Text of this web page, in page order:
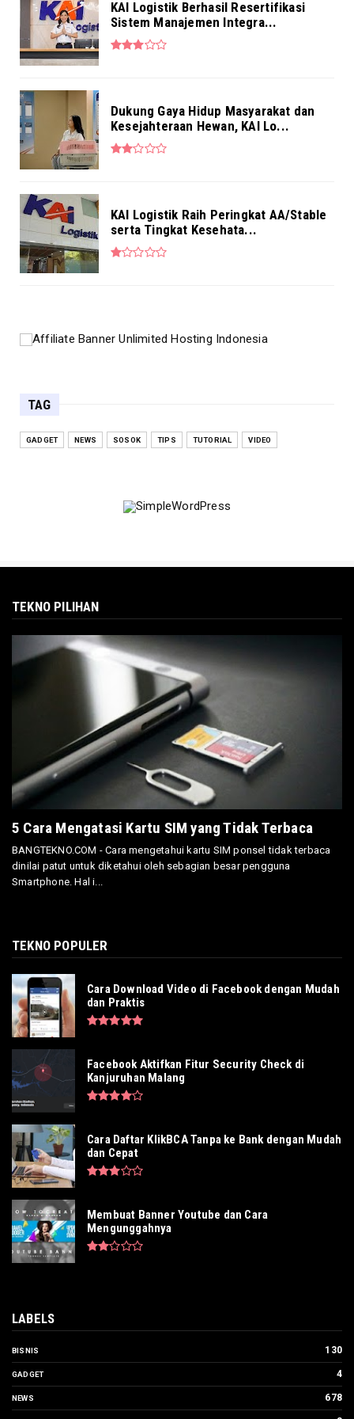
KAI Logistik Berhasil Resertifikasi
Sistem Manajemen Integra...
Dukung Gaya Hidup Masyarakat dan
Kesejahteraan Hewan, KAI Lo...
KAI Logistik Raih Peringkat AA/Stable
serta Tingkat Kesehata...
TAG
GADGET NEWS SOSOK TIPS TUTORIAL VIDEO
TEKNO PILIHAN
5 Cara Mengatasi Kartu SIM yang Tidak Terbaca
BANGTEKNO.COM - Cara mengetahui kartu SIM ponsel tidak terbaca
dinilai patut untuk diketahui oleh sebagian besar pengguna
Smartphone. Hal i...
TEKNO POPULER
Cara Download Video di Facebook dengan Mudah
dan Praktis
Facebook Aktifkan Fitur Security Check di
Kanjuruhan Malang
Cara Daftar KlikBCA Tanpa ke Bank dengan Mudah
dan Cepat
Membuat Banner Youtube dan Cara
Mengunggahnya
LABELS
BISNIS 130
GADGET 4
NEWS 678